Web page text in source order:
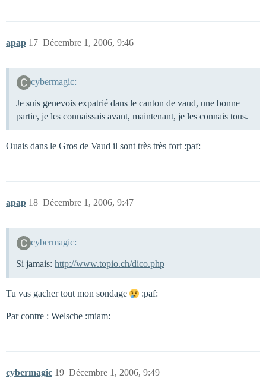
apap Décembre 1, 2006, 9:46
17
cybermagic:
Je suis genevois expatrié dans le canton de vaud, une bonne
partie, je les connaissais avant, maintenant, je les connais tous.
Ouais dans le Gros de Vaud il sont très très fort :paf:
apap Décembre 1, 2006, 9:47
18
cybermagic:
Si jamais: http://www.topio.ch/dico.php
Tu vas gacher tout mon sondage :paf:
Par contre : Welsche :miam:
cybermagic Décembre 1, 2006, 9:49
19